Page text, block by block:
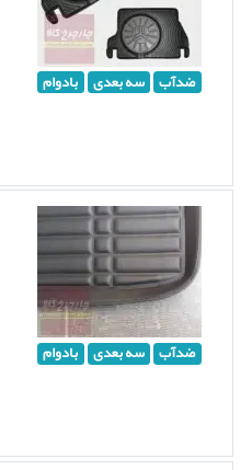
ضدآب سه بعدی بادوام
ضدآب سه بعدی بادوام